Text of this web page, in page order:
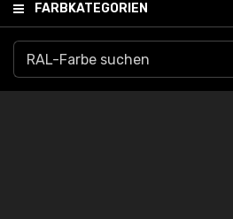
FARBKATEGORIEN